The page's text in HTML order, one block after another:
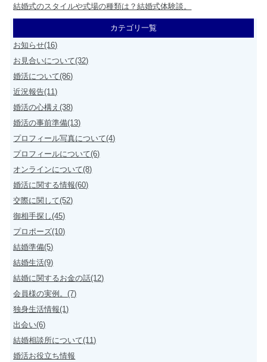
結婚式のスタイルや式場の種類は？結婚式体験談。
カテゴリ一覧
お知らせ(16)
お見合いについて(32)
婚活について(86)
近況報告(11)
婚活の心構え(38)
婚活の事前準備(13)
プロフィール写真について(4)
プロフィールについて(6)
オンラインについて(8)
婚活に関する情報(60)
交際に関して(52)
御相手探し(45)
プロポーズ(10)
結婚準備(5)
結婚生活(9)
結婚に関するお金の話(12)
会員様の実例。(7)
独身生活情報(1)
出会い(6)
結婚相談所について(11)
婚活お役立ち情報